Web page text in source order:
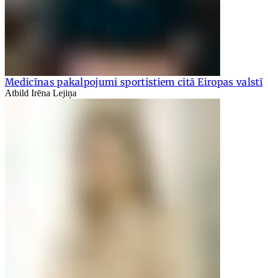
Medicīnas pakalpojumi sportistiem citā Eiropas valstī
Atbild Irēna Lejiņa